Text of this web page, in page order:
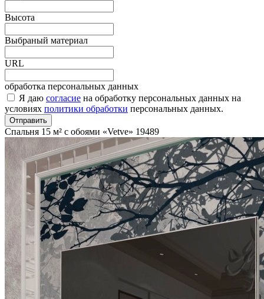
Высота
Выбраный материал
URL
обработка персональных данных
Я даю согласие на обработку персональных данных на
условиях политики обработки персональных данных.
Отправить
Спальня 15 м² с обоями «Vetve» 19489